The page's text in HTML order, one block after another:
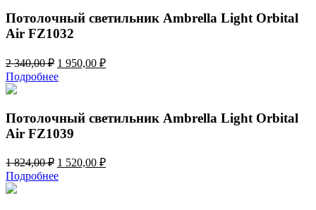
824,00 ₽.
Потолочный светильник Ambrella Light Orbital
Air FZ1032
2 340,00₽ Первоначальная
цена
составляла
340,00 ₽.
1 950,00 ₽Текущая
Подробнее
Потолочный светильник Ambrella Light Orbital
Air FZ1039
1 824,00₽ Первоначальная
цена
составляла
1 520,00 ₽Текущая
Подробнее